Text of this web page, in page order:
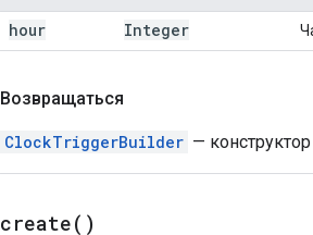
hour Integer
Возвращаться
ClockTriggerBuilder —
create( )